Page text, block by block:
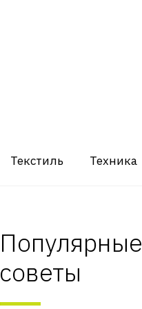
Текстиль Техника
Популярные
советы